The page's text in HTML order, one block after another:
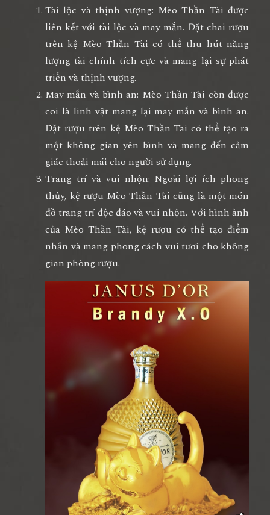
Tài lộc và thịnh vượng: Mèo Thần Tài được
liên kết với tài lộc và may mắn. Đặt chai rượu
trên kệ Mèo Thần Tài có thể thu hút năng
lượng tài chính tích cực và mang lại sự phát
triển và thịnh vượng.
May mắn và bình an: Mèo Thần Tài còn được
coi là linh vật mang lại may mắn và bình an.
Đặt rượu trên kệ Mèo Thần Tài có thể tạo ra
một không gian yên bình và mang đến cảm
giác thoải mái cho người sử dụng.
Trang trí và vui nhộn: Ngoài lợi ích phong
thủy, kệ rượu Mèo Thần Tài cũng là một món
đồ trang trí độc đáo và vui nhộn. Với hình ảnh
của Mèo Thần Tài, kệ rượu có thể tạo điểm
nhấn và mang phong cách vui tươi cho không
gian phòng rượu.